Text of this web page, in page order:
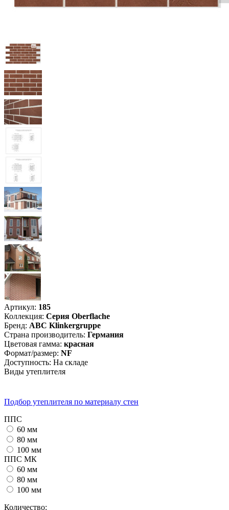
Артикул: 185
Коллекция: Серия Oberflache
Бренд: ABC Klinkergruppe
Страна производитель: Германия
Цветовая гамма: красная
Формат/размер: NF
Доступность: На складе
Виды утеплителя
Подбор утеплителя по материалу стен
ППС
60 мм
80 мм
100 мм
ППС МК
60 мм
80 мм
100 мм
Количество: